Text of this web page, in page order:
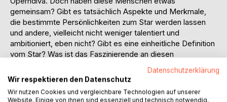
gemeinsam? Gibt es tatsächlich Aspekte und Merkmale,
die bestimmte Persönlichkeiten zum Star werden lassen
und andere, vielleicht nicht weniger talentiert und
ambitioniert, eben nicht? Gibt es eine einheitliche Definition
vom Star? Was ist das Faszinierende an diesen
besonderen Menschen, das andere sie bewundern,
verehren und ihnen nacheifern lässt?
Dies waren die Ausgangsfragen, mit denen ich mich im
Vorfeld dieser Arbeit beschäftigt habe. Da ich bereits seit
Datenschutzerklärung
Wir respektieren den Datenschutz
Wir nutzen Cookies und vergleichbare Technologien auf unserer
Website. Einige von ihnen sind essenziell und technisch notwendig.